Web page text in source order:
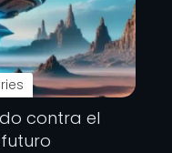
contra el